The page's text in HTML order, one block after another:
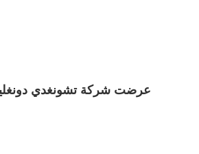
عرضت شركة تشونغدي